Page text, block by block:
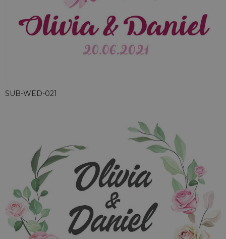
SUB-WED-021